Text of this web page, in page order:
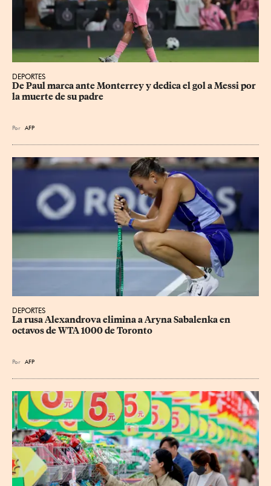
DEPORTES
De Paul marca ante Monterrey y dedica el gol a Messi por
la muerte de su padre
Por AFP
DEPORTES
La rusa Alexandrova elimina a Aryna Sabalenka en
octavos de WTA 1000 de Toronto
Por AFP